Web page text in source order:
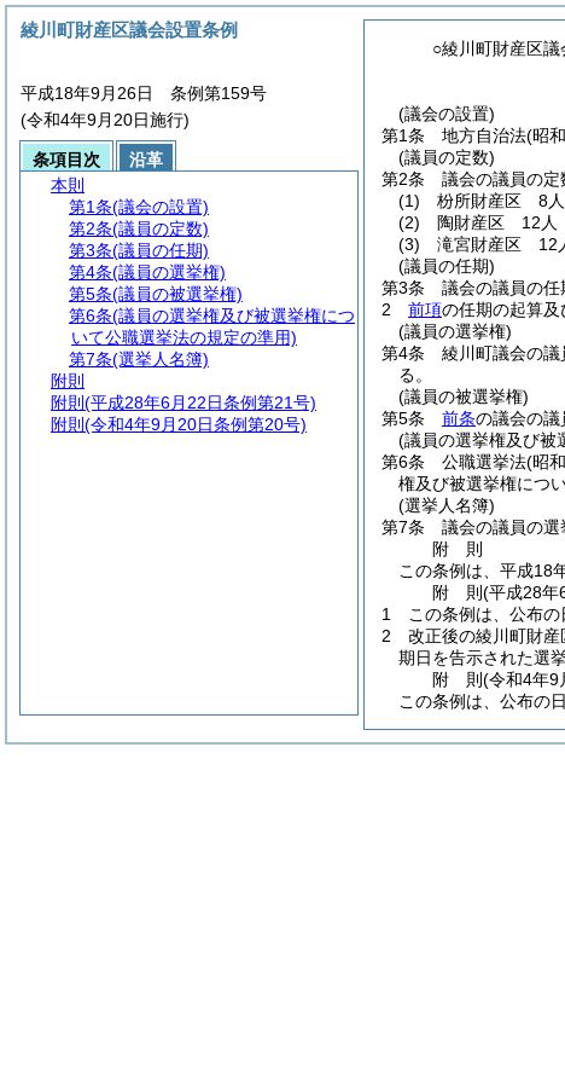
○綾川町財産区議
(議会の設置)
第1条
地方自治法(昭
(議員の定数)
第2条
議会の議員の定
(1)
枌所財産区 8人
(2)
陶財産区 12人
(3)
滝宮財産区 12
(議員の任期)
第3条
議会の議員の任
2
前項の任期の起算及
(議員の選挙権)
第4条
綾川町議会の
る。
(議員の被選挙権)
第5条
前条の議会の議
(議員の選挙権及び被
第6条
公職選挙法(昭
権及び被選挙権につ
(選挙人名簿)
第7条
議会の議員の
附 則
この条例は、平成18
附 則(平成28年
1
この条例は、公布の
2
改正後の綾川町財
期日を告示された選
附 則(令和4年9
この条例は、公布の
綾川町財産区議会設置条例
平成18年9月26日 条例第159号
(令和4年9月20日施行)
条項目次
沿革
本則
第1条(議会の設置)
第2条(議員の定数)
第3条(議員の任期)
第4条(議員の選挙権)
第5条(議員の被選挙権)
第6条(議員の選挙権及び被選挙権につ
いて公職選挙法の規定の準用)
第7条(選挙人名簿)
附則
附則 (平成28年6月22日条例第21号)
附則 (令和4年9月20日条例第20号)